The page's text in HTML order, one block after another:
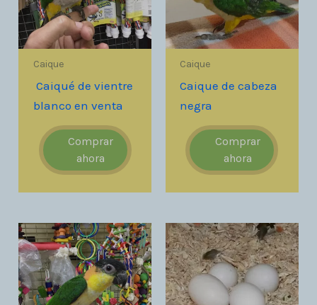
Caique
Caiqué de vientre
blanco en venta
Comprar
ahora
Caique
Caique de cabeza
negra
Comprar
ahora